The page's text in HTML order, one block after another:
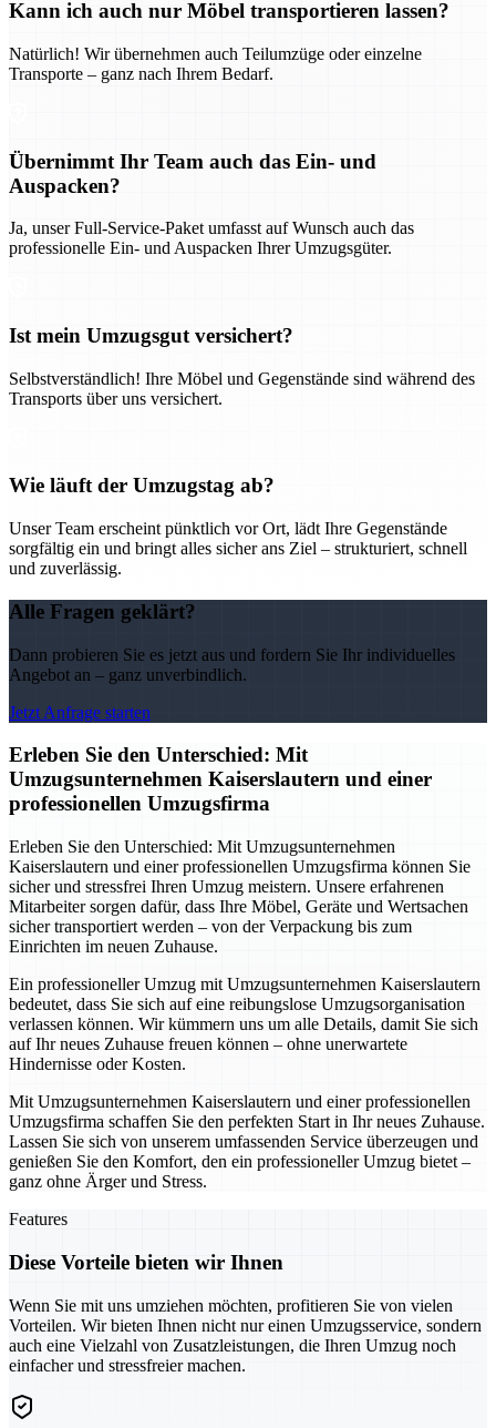
Kann ich auch nur Möbel transportieren lassen?
Natürlich! Wir übernehmen auch Teilumzüge oder einzelne
Transporte – ganz nach Ihrem Bedarf.
Übernimmt Ihr Team auch das Ein- und
Auspacken?
Ja, unser Full-Service-Paket umfasst auf Wunsch auch das
professionelle Ein- und Auspacken Ihrer Umzugsgüter.
Ist mein Umzugsgut versichert?
Selbstverständlich! Ihre Möbel und Gegenstände sind während des
Transports über uns versichert.
Wie läuft der Umzugstag ab?
Unser Team erscheint pünktlich vor Ort, lädt Ihre Gegenstände
sorgfältig ein und bringt alles sicher ans Ziel – strukturiert, schnell
und zuverlässig.
Alle Fragen geklärt?
Dann probieren Sie es jetzt aus und fordern Sie Ihr individuelles
Angebot an – ganz unverbindlich.
Jetzt Anfrage starten
Erleben Sie den Unterschied: Mit
Umzugsunternehmen Kaiserslautern und einer
professionellen Umzugsfirma
Erleben Sie den Unterschied: Mit Umzugsunternehmen
Kaiserslautern und einer professionellen Umzugsfirma können Sie
sicher und stressfrei Ihren Umzug meistern. Unsere erfahrenen
Mitarbeiter sorgen dafür, dass Ihre Möbel, Geräte und Wertsachen
sicher transportiert werden – von der Verpackung bis zum
Einrichten im neuen Zuhause.
Ein professioneller Umzug mit Umzugsunternehmen Kaiserslautern
bedeutet, dass Sie sich auf eine reibungslose Umzugsorganisation
verlassen können. Wir kümmern uns um alle Details, damit Sie sich
auf Ihr neues Zuhause freuen können – ohne unerwartete
Hindernisse oder Kosten.
Mit Umzugsunternehmen Kaiserslautern und einer professionellen
Umzugsfirma schaffen Sie den perfekten Start in Ihr neues Zuhause.
Lassen Sie sich von unserem umfassenden Service überzeugen und
genießen Sie den Komfort, den ein professioneller Umzug bietet –
ganz ohne Ärger und Stress.
Features
Diese Vorteile bieten wir Ihnen
Wenn Sie mit uns umziehen möchten, profitieren Sie von vielen
Vorteilen. Wir bieten Ihnen nicht nur einen Umzugsservice, sondern
auch eine Vielzahl von Zusatzleistungen, die Ihren Umzug noch
einfacher und stressfreier machen.